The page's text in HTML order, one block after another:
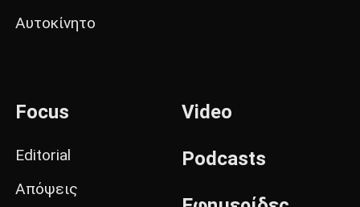
Αυτοκίνητο
Focus
Editorial
Απόψεις
Video
Podcasts